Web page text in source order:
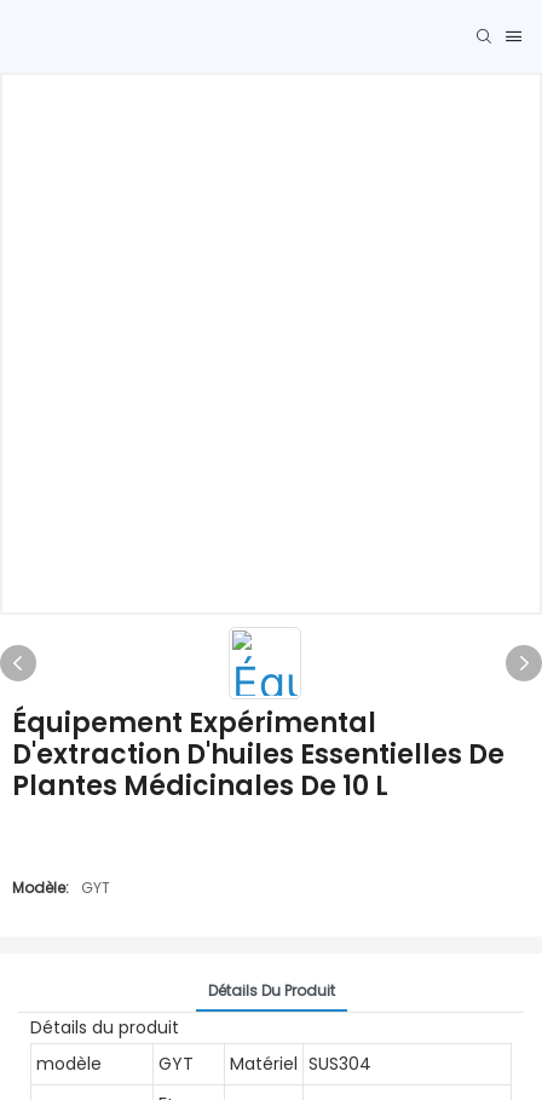
Équipement Expérimental
D'extraction D'huiles Essentielles De
Plantes Médicinales De 10 L
Modèle: GYT
Détails Du Produit
Détails du produit
modèle
GYT Matériel SUS304